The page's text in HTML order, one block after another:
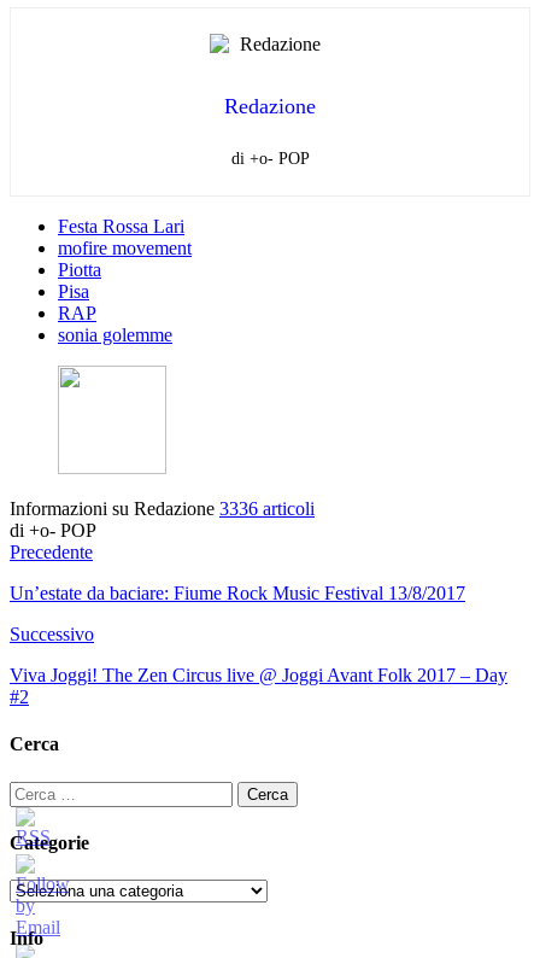
Redazione
di +o- POP
Festa Rossa Lari
mofire movement
Piotta
Pisa
RAP
sonia golemme
Informazioni su Redazione 3336 articoli
di +o- POP
Precedente
Un’estate da baciare: Fiume Rock Music Festival 13/8/2017
Successivo
Viva Joggi! The Zen Circus live @ Joggi Avant Folk 2017 – Day
#2
Cerca
Ricerca
per:
Categorie
Categorie
Info